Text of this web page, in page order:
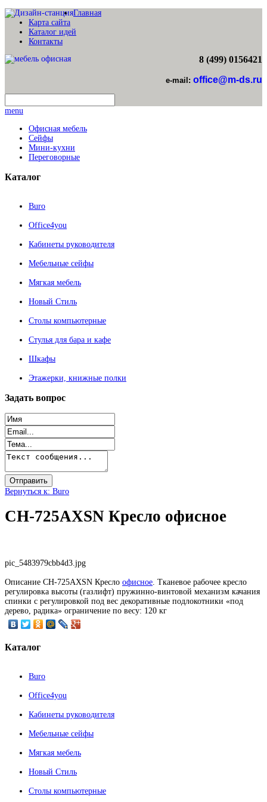
Главная
Карта сайта
Каталог идей
Контакты
8 (499) 0156421
e-mail: office@m-ds.ru
menu
Офисная мебель
Сейфы
Мини-кухни
Переговорные
Каталог
Buro
Office4you
Кабинеты руководителя
Мебельные сейфы
Мягкая мебель
Новый Стиль
Столы компьютерные
Стулья для бара и кафе
Шкафы
Этажерки, книжные полки
Задать вопрос
Вернуться к: Buro
CH-725AXSN Кресло офисное
pic_5483979cbb4d3.jpg
Описание CH-725AXSN Кресло офисное. Тканевое рабочее кресло
регулировка высоты (газлифт) пружинно-винтовой механизм качания
спинки с регулировкой под вес декоративные подлокотники «под
дерево, радика» ограничение по весу: 120 кг
Каталог
Buro
Office4you
Кабинеты руководителя
Мебельные сейфы
Мягкая мебель
Новый Стиль
Столы компьютерные